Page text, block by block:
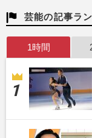
芸能の記事ラ
1時間